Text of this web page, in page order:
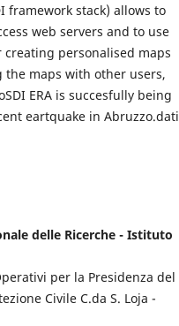
framework stack) allows to
web servers and to use
personalised maps
maps with other users,
ERA is succesfully being
eartquake in Abruzzo.dati
delle Ricerche - Istituto
per la Presidenza del
Civile C.da S. Loja -